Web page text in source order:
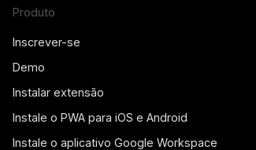
Produto
Inscrever-se
Demo
Instalar extensão
Instale o PWA para iOS e Android
Instale o aplicativo Google Workspace